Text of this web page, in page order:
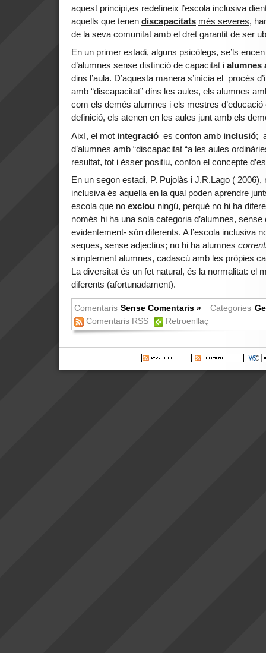
aquest principi,es redefineix l’escola inclusiva
aquells que tenen discapacitats més severes,
de la seva comunitat amb el dret garantit de ser
En un primer estadi, alguns psicòlegs, se’ls
d’alumnes sense distinció de capacitat i alumnes
dins l’aula. D’aquesta manera s’inícia el procés
amb “discapacitat” dins les aules, els alumnes
com els demés alumnes i els mestres
definició, els atenen en les aules junt amb els
Així, el mot integració es confon amb inclusió;
d’alumnes amb “discapacitat “a les aules
resultat, tot i èsser positiu, confon el concepte
En un segon estadi, P. Pujolàs i J.R.Lago (
inclusiva és aquella en la qual poden aprendre
escola que no exclou ningú, perquè no hi ha
només hi ha una sola categoria d’alumnes, sense
evidentement- són diferents. A l’escola inclusiva
seques, sense adjectius; no hi ha alumnes
simplement alumnes, cadascú amb les pròpies
La diversitat és un fet natural, és la normalitat: el
diferents (afortunadament).
Comentaris Sense Comentaris » Categories
Comentaris RSS
Retroenllaç